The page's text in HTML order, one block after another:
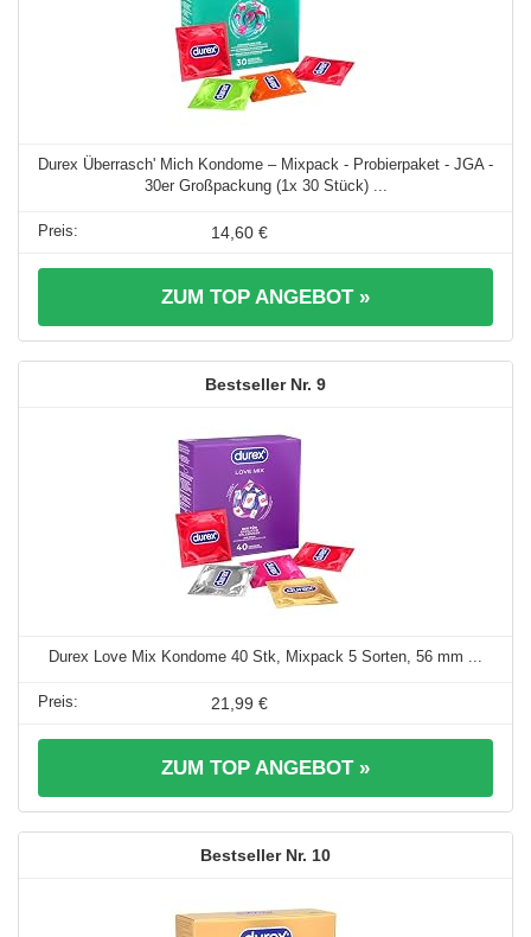
Durex Überrasch' Mich Kondome – Mixpack - Probierpaket - JGA -
30er Großpackung (1x 30 Stück) ...
14,60 €
ZUM TOP ANGEBOT »
9
Durex Love Mix Kondome 40 Stk, Mixpack 5 Sorten, 56 mm ...
21,99 €
ZUM TOP ANGEBOT »
10